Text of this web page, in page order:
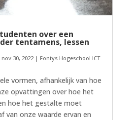
over een
tentamens, lessen
nov 30, 2022| Fontys Hogeschool ICT
vormen, afhankelijk van hoe
opvattingen over hoe het
hoe het gestalte moet
van onze waarde ervan en